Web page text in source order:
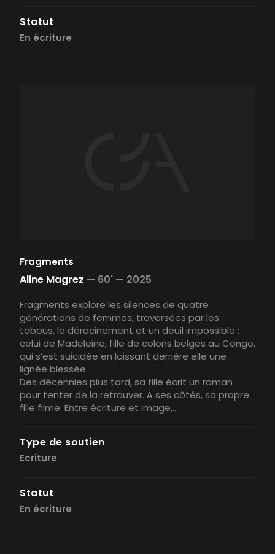
Statut
En écriture
Fragments
Aline Magrez — 60' — 2025
Fragments explore les silences de quatre
générations de femmes, traversées par les
tabous, le déracinement et un deuil impossible :
celui de Madeleine, fille de colons belges au Congo,
qui s’est suicidée en laissant derrière elle une
lignée blessée.
Des décennies plus tard, sa fille écrit un roman
pour tenter de la retrouver. À ses côtés, sa propre
fille filme. Entre écriture et image,...
Type de soutien
Ecriture
Statut
En écriture